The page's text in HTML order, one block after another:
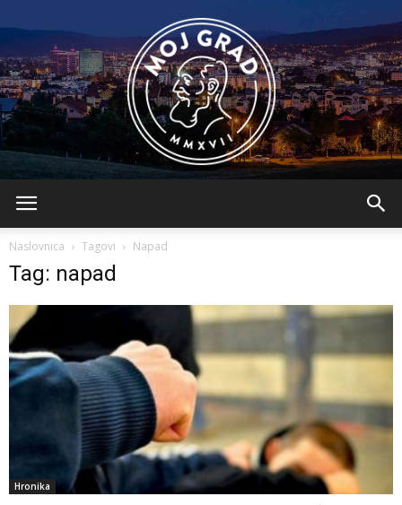
Naslovnica Tagovi Napad
Tag: napad
Hronika